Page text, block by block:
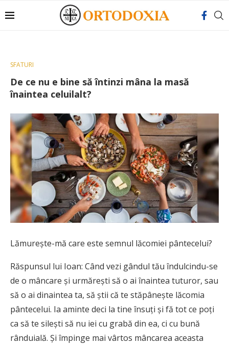
SFATURI
De ce nu e bine să întinzi mâna la masă
înaintea celuilalt?
Lămureşte-mă care este semnul lăcomiei pântecelui?
Răspunsul lui Ioan: Când vezi gândul tău îndulcindu-se
de o mâncare şi urmăreşti să o ai înaintea tuturor, sau
să o ai dinaintea ta, să ştii că te stăpâneşte lăcomia
pântecelui. Ia aminte deci la tine însuţi şi fă tot ce poţi
ca să te sileşti să nu iei cu grabă din ea, ci cu bună
rânduială. Şi împinge mai vârtos mâncarea aceasta